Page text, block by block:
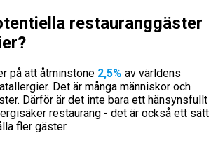
restauranggäster
på att åtminstone 2,5% av världens
Det är många människor och
Därför är det inte bara ett hänsynsfullt
restaurang - det är också ett sätt
fler gäster.